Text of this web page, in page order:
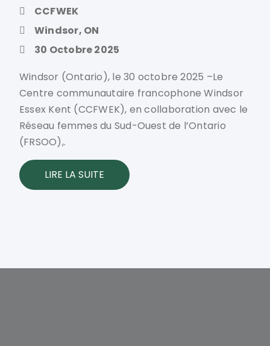
CCFWEK
Windsor, ON
30 Octobre 2025
Windsor (Ontario), le 30 octobre 2025 –Le
Centre communautaire francophone Windsor
Essex Kent (CCFWEK), en collaboration avec le
Réseau femmes du Sud-Ouest de l’Ontario
(FRSOO),.
LIRE LA SUITE